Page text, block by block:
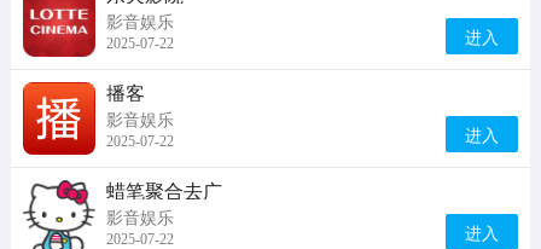
影音娱乐
2025-07-22 进入
播客
影音娱乐
2025-07-22 进入
蜡笔聚合去广
影音娱乐
2025-07-22 进入